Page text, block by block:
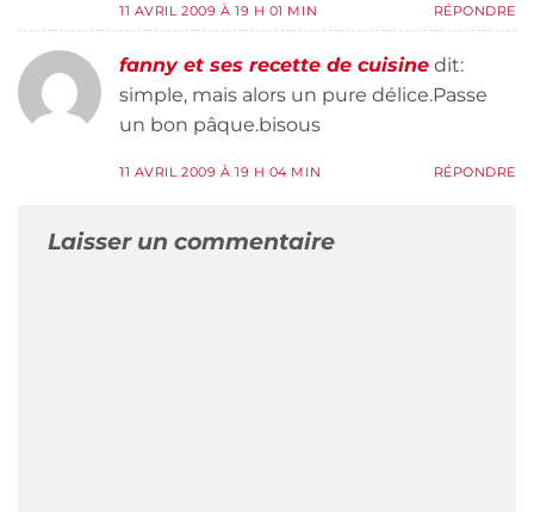
11 AVRIL 2009 À 19 H 01 MIN RÉPONDRE
fanny et ses recette de cuisine dit:
simple, mais alors un pure délice.Passe
un bon pâque.bisous
11 AVRIL 2009 À 19 H 04 MIN RÉPONDRE
Laisser un commentaire